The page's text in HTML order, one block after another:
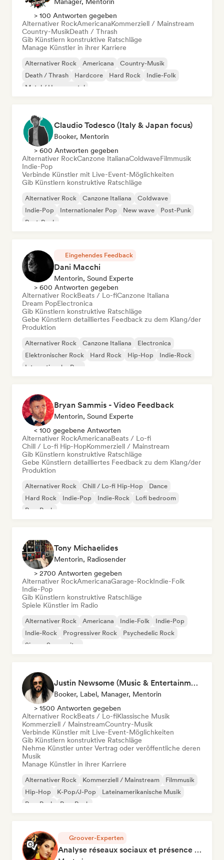
> 100 Antworten gegeben
Alternativer RockAmericanaKommerziell / Mainstream
Country-MusikDeath / Thrash
Gib Künstlern konstruktive Ratschläge
Manage Künstler in ihrer Karriere
Alternativer Rock Americana
Country-Musik
Death / Thrash
Hardcore Hard Rock
Indie-Folk
Metal / Heavy metal
Claudio Todesco (Italy & Japan focus)
Booker, Mentorin
> 600 Antworten gegeben
Alternativer RockCanzone ItalianaColdwaveFilmmusik
Indie-Pop
Verbinde Künstler mit Live-Event-Möglichkeiten
Gib Künstlern konstruktive Ratschläge
Alternativer Rock Canzone Italiana
Coldwave
Indie-Pop
Internationaler Pop New wave
Post-Punk
Post-Rock
Eingehendes Feedback
Dani Macchi
Mentorin, Sound Experte
> 600 Antworten gegeben
Alternativer RockBeats / Lo-fiCanzone Italiana
Dream PopElectronica
Gib Künstlern konstruktive Ratschläge
Gebe Künstlern detailliertes Feedback zu dem Klang/der
Produktion
Alternativer Rock Canzone Italiana
Electronica
Elektronischer Rock
Hard Rock Hip-Hop
Indie-Rock
Internationaler Pop
Bryan Sammis - Video Feedback
Mentorin, Sound Experte
< 100 gegebene Antworten
Alternativer RockAmericanaBeats / Lo-fi
Chill / Lo-fi Hip-HopKommerziell / Mainstream
Gib Künstlern konstruktive Ratschläge
Gebe Künstlern detailliertes Feedback zu dem Klang/der
Produktion
Alternativer Rock Chill / Lo-fi Hip-Hop
Dance
Hard Rock
Indie-Pop Indie-Rock
Lofi bedroom
Pop-Punk
Tony Michaelides
Mentorin, Radiosender
> 2700 Antworten gegeben
Alternativer RockAmericanaGarage-RockIndie-Folk
Indie-Pop
Gib Künstlern konstruktive Ratschläge
Spiele Künstler im Radio
Alternativer Rock Americana Indie-Folk
Indie-Pop
Indie-Rock
Progressiver Rock
Psychedelic Rock
Singer-Songwriter
Justin Newsome (Music & Entertainment Executive | A&R, Artist Development & Partnerships | Applied AI & Systems Strategy)
Booker, Label, Manager, Mentorin
> 1500 Antworten gegeben
Alternativer RockBeats / Lo-fiKlassische Musik
Kommerziell / MainstreamCountry-Musik
Verbinde Künstler mit Live-Event-Möglichkeiten
Gib Künstlern konstruktive Ratschläge
Nehme Künstler unter Vertrag oder veröffentliche deren
Musik
Manage Künstler in ihrer Karriere
Alternativer Rock Kommerziell / Mainstream
Filmmusik
Hip-Hop
K-Pop/J-Pop
Lateinamerikanische Musik
Pop-Punk
Pop-Rock
Groover-Experten
Analyse réseaux sociaux et présence en ligne